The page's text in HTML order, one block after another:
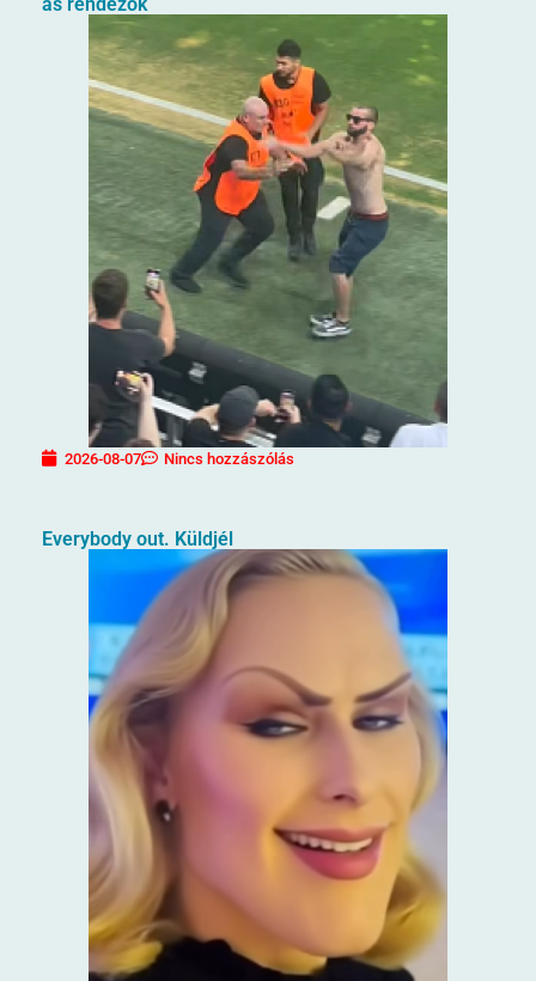
2026-08-07 Nincs hozzászólás
Everybody out. Küldjél